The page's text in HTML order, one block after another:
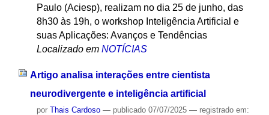
Paulo (Aciesp), realizam no dia 25 de junho, das
8h30 às 19h, o workshop Inteligência Artificial e
suas Aplicações: Avanços e Tendências
Localizado em NOTÍCIAS
Artigo analisa interações entre cientista
neurodivergente e inteligência artificial
por Thais Cardoso — publicado07/07/2025 — registrado em: